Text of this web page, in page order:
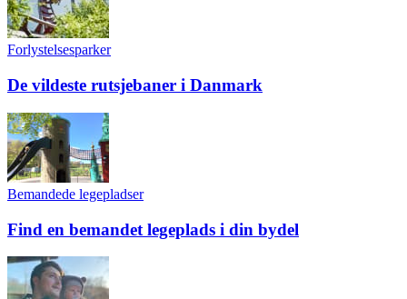
Forlystelsesparker
De vildeste rutsjebaner i Danmark
Bemandede legepladser
Find en bemandet legeplads i din bydel